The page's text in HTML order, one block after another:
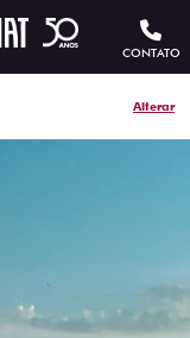
CONTATO
Alterar